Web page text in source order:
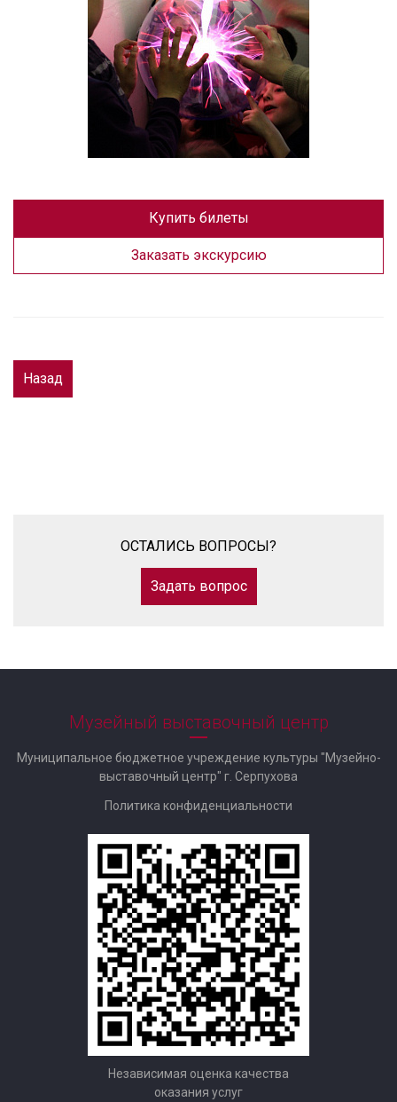
Купить билеты
Заказать экскурсию
Назад
ОСТАЛИСЬ ВОПРОСЫ?
Задать вопрос
Музейный выставочный центр
Муниципальное бюджетное учреждение культуры "Музейно-
выставочный центр" г. Серпухова
Политика конфиденциальности
Независимая оценка качества
оказания услуг